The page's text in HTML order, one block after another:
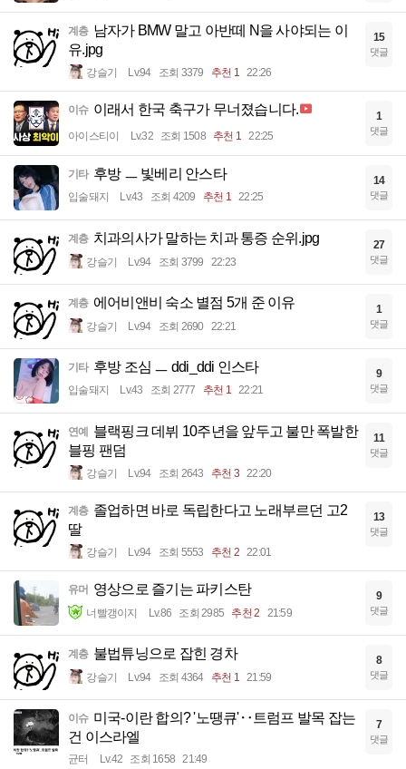
계층 남자가 BMW 말고 아반떼 N을 사야되는 이
유.jpg
강슬기 Lv.94 조회 3379 추천 1 22:26
15
댓글
이슈 이래서 한국 축구가 무너졌습니다.
아이스티이 Lv.32 조회 1508 추천 1 22:25
1
댓글
기타 후방 ㅡ 빛베리 안스타
입술돼지 Lv.43 조회 4209 추천 1 22:25
14
댓글
계층 치과의사가 말하는 치과 통증 순위.jpg
강슬기 Lv.94 조회 3799 22:23
27
댓글
계층 에어비앤비 숙소 별점 5개 준 이유
강슬기 Lv.94 조회 2690 22:21
1
댓글
기타 후방 조심 ㅡ ddi_ddi 인스타
입술돼지 Lv.43 조회 2777 추천 1 22:21
9
댓글
연예 블랙핑크 데뷔 10주년을 앞두고 불만 폭발한
블핑 팬덤
강슬기 Lv.94 조회 2643 추천 3 22:20
11
댓글
계층 졸업하면 바로 독립한다고 노래부르던 고2
딸
강슬기 Lv.94 조회 5553 추천 2 22:01
13
댓글
유머 영상으로 즐기는 파키스탄
너빨갱이지 Lv.86 조회 2985 추천 2 21:59
9
댓글
계층 불법튜닝으로 잡힌 경차
강슬기 Lv.94 조회 4364 추천 1 21:59
8
댓글
이슈 미국-이란 합의? '노땡큐'‥트럼프 발목 잡는
건 이스라엘
균터 Lv.42 조회 1658 21:49
7
댓글